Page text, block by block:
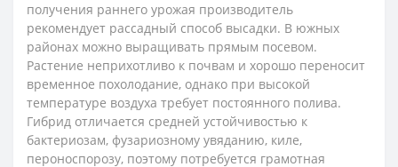
получения раннего урожая производитель
рекомендует рассадный способ высадки. В южных
районах можно выращивать прямым посевом.
Растение неприхотливо к почвам и хорошо переносит
временное похолодание, однако при высокой
температуре воздуха требует постоянного полива.
Гибрид отличается средней устойчивостью к
бактериозам, фузариозному увяданию, киле,
пероноспорозу, поэтому потребуется грамотная